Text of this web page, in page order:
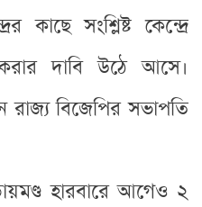
কাছে সংশ্লিষ্ট কেন্দ্রে
করার দাবি উঠে আসে।
রাজ্য বিজেপির সভাপতি
হারবারে আগেও ২